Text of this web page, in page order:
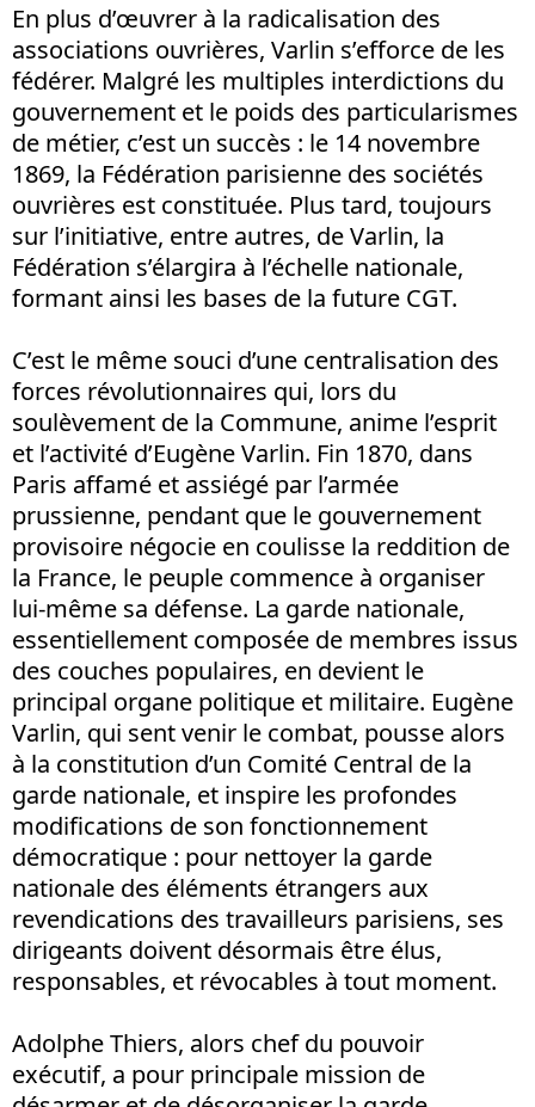
En plus d’œuvrer à la radicalisation des
associations ouvrières, Varlin s’efforce de les
fédérer. Malgré les multiples interdictions du
gouvernement et le poids des particularismes
de métier, c’est un succès : le 14 novembre
1869, la Fédération parisienne des sociétés
ouvrières est constituée. Plus tard, toujours
sur l’initiative, entre autres, de Varlin, la
Fédération s’élargira à l’échelle nationale,
formant ainsi les bases de la future CGT.
C’est le même souci d’une centralisation des
forces révolutionnaires qui, lors du
soulèvement de la Commune, anime l’esprit
et l’activité d’Eugène Varlin. Fin 1870, dans
Paris affamé et assiégé par l’armée
prussienne, pendant que le gouvernement
provisoire négocie en coulisse la reddition de
la France, le peuple commence à organiser
lui-même sa défense. La garde nationale,
essentiellement composée de membres issus
des couches populaires, en devient le
principal organe politique et militaire. Eugène
Varlin, qui sent venir le combat, pousse alors
à la constitution d’un Comité Central de la
garde nationale, et inspire les profondes
modifications de son fonctionnement
démocratique : pour nettoyer la garde
nationale des éléments étrangers aux
revendications des travailleurs parisiens, ses
dirigeants doivent désormais être élus,
responsables, et révocables à tout moment.
Adolphe Thiers, alors chef du pouvoir
exécutif, a pour principale mission de